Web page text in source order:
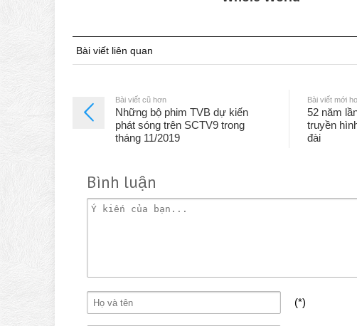
Bài viết liên quan
Bài viết cũ hơn
Những bộ phim TVB dự kiến
phát sóng trên SCTV9 trong
tháng 11/2019
Bài viết mới
52 năm
truyền
đài
Bình luận
(*)